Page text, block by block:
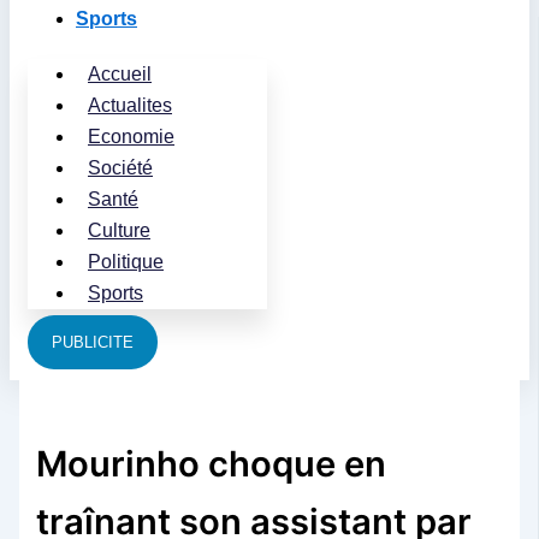
Sports
Accueil
Actualites
Economie
Société
Santé
Culture
Politique
Sports
PUBLICITE
Mourinho choque en
traînant son assistant par